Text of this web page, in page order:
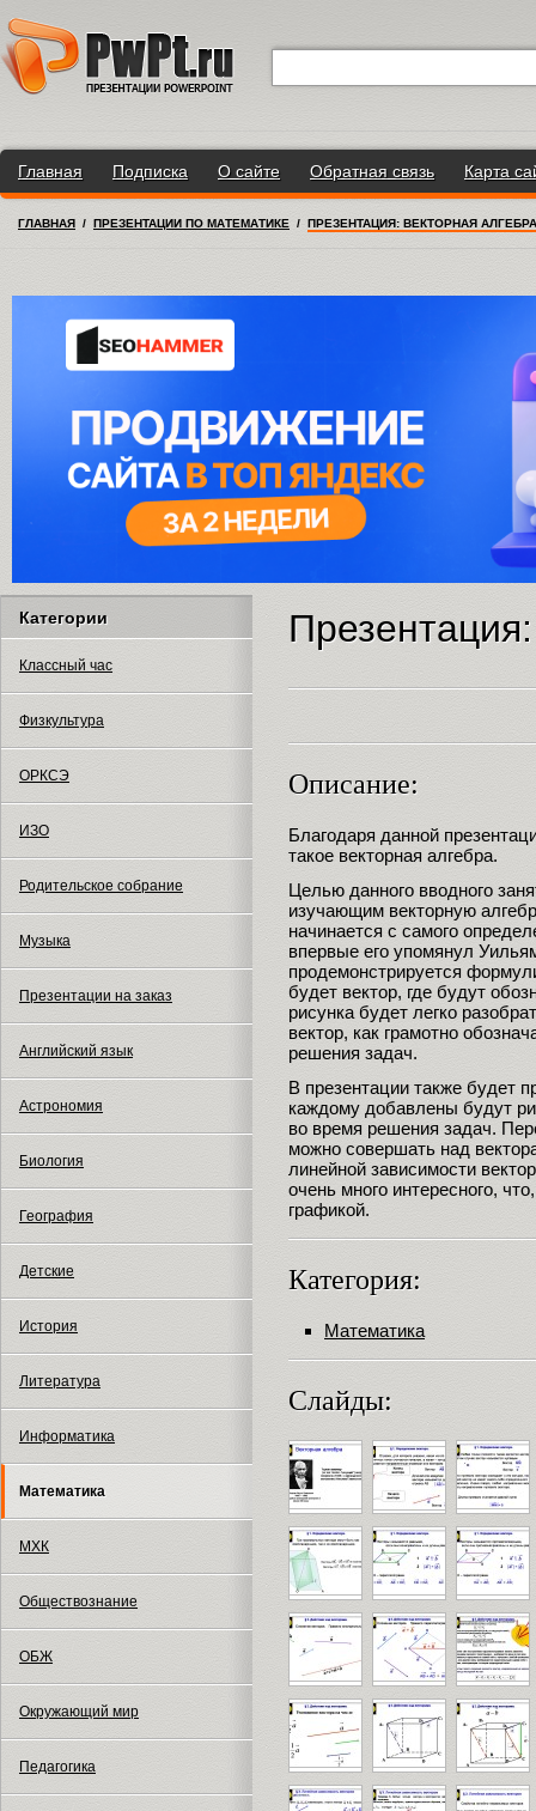
Главная Подписка О сайте Обратная связь Карта
ГЛАВНАЯ / ПРЕЗЕНТАЦИИ ПО МАТЕМАТИКЕ / ПРЕЗЕНТАЦИЯ: ВЕКТОРНАЯ АЛГЕБРА
Категории
Классный час
Физкультура
ОРКСЭ
ИЗО
Родительское собрание
Музыка
Презентации на заказ
Английский язык
Астрономия
Биология
География
Детские
История
Литература
Информатика
Математика
МХК
Обществознание
ОБЖ
Окружающий мир
Педагогика
Описание:
Благодаря данной
такое векторная алгебра.
Целью данного вводного
изучающим векторную
начинается с самого
впервые его упомянул
продемонстрируется
будет вектор, где будут
рисунка будет легко
вектор, как грамотно
решения задач.
В презентации также будет
каждому добавлены будут
во время решения задач.
можно совершать над
линейной зависимости
очень много интересного,
графикой.
Категория:
Математика
Слайды: